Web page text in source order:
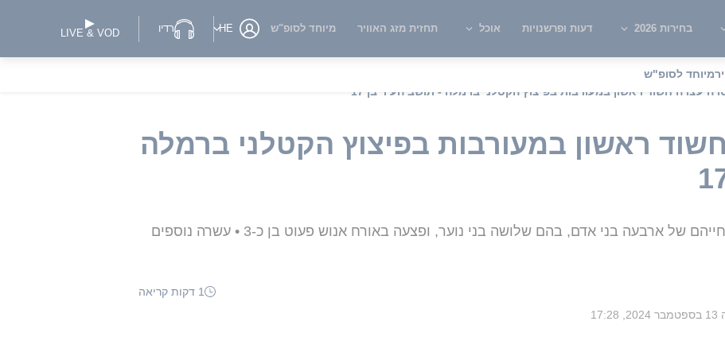
בחירות 2026 דעות ופרשנויות אוכל תחזית מזג האוויר מיוחד לסופ"ש HE רדיו LIVE & VOD
מיוחד לסופ"ש
עצרה חשוד ראשון במעורבות בפיצוץ הקטלני ברמלה - תושב העיר בן 17
ראשון במעורבות בפיצוץ הקטלני ברמלה
בתום יממה מהתקרית שלקחה את חייהם של ארבעה בני אדם, בהם שלושה בני נוער, ופצעה באורח אנוש פעוט בן כ-3 • עשרה נוספים
1 דקות קריאה
13 בספטמבר 2024, 17:28